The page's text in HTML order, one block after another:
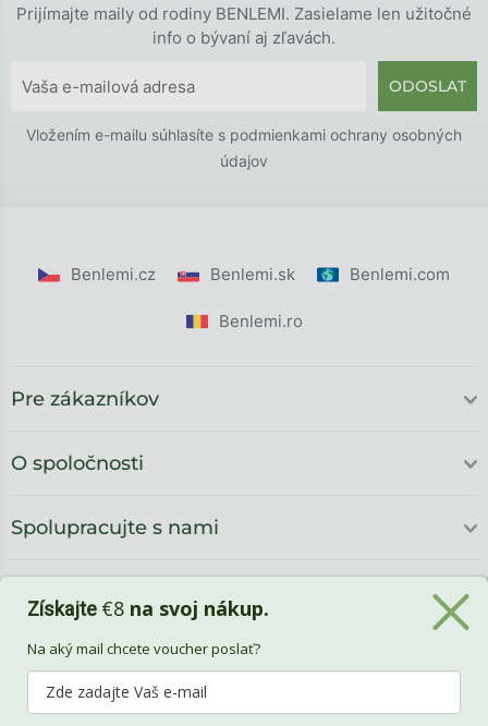
Prijímajte maily od rodiny BENLEMI. Zasielame len užitočné
info o bývaní aj zľavách.
ODOSLAT
Vložením e-mailu súhlasíte s podmienkami ochrany osobných
údajov
Benlemi.cz Benlemi.sk Benlemi.com
Benlemi.ro
Pre zákazníkov
O spoločnosti
Spolupracujte s nami
Získajte €8 na svoj nákup.
Na aký mail chcete voucher poslať?